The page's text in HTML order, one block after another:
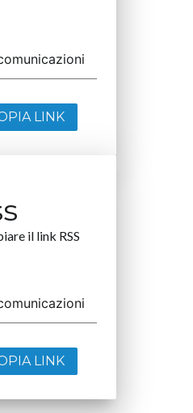
LINK
il link RSS
LINK